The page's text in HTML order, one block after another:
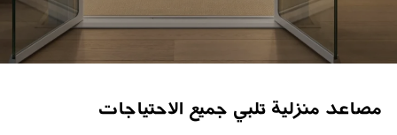
ابق على تواصل معنا
اطلب تقدير السعر
FAQ
مصاعد منزلية تلبي جميع الاحتياجات